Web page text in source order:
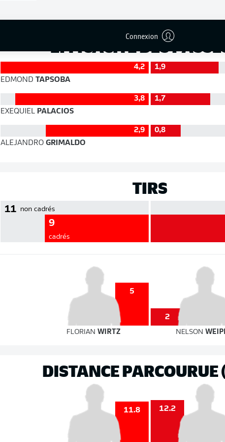
Connexion
EFFICACITÉ DES
4,2
1,9
EDMOND TAPSOBA
3,8
1,7
EXEQUIELPALACIOS
2,9
0,8
ALEJANDROGRIMALDO
TIRS
11 non cadrés
9
cadrés
5
2
FLORIANWIRTZ NELSON
DISTANCE PARCOURUE
11.8 12.2